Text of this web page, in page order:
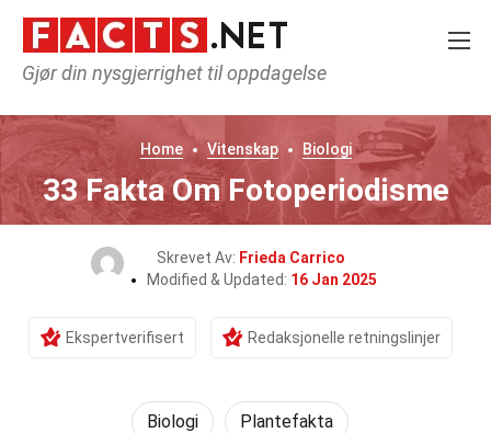
Gjør din nysgjerrighet til oppdagelse
Home Vitenskap Biologi
33 Fakta Om Fotoperiodisme
Skrevet Av: Frieda Carrico
Modified & Updated: 16 Jan 2025
Ekspertverifisert Redaksjonelle retningslinjer
Biologi Plantefakta